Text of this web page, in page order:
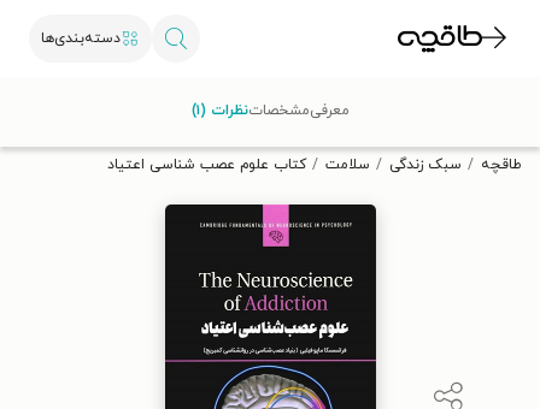
دسته‌بندی‌ها
تخفیف از طاقچه دریافت کن.
طاقچه سبک زندگی سلامت کتاب علوم عصب شناسی اعتیاد
معرفیمشخصاتنظرات (۱)